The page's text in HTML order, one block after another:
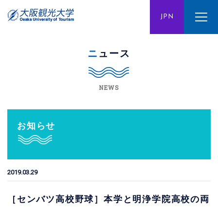
JPN
ENG CHN
ニュース
NEWS
お知らせ
2019.03.29
［センバツ高校野球］本学と明浄学院高校の両